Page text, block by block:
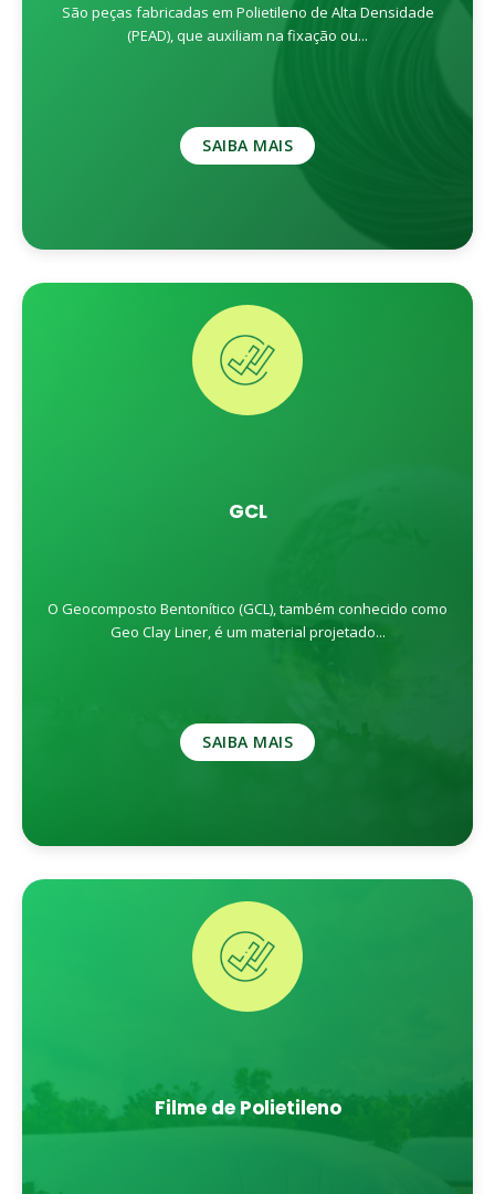
São peças fabricadas em Polietileno de Alta Densidade
(PEAD), que auxiliam na fixação ou...
SAIBA MAIS
GCL
O Geocomposto Bentonítico (GCL), também conhecido como
Geo Clay Liner, é um material projetado...
SAIBA MAIS
Filme de Polietileno